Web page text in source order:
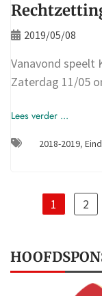
2019/05/08
Vanavond speelt
Zaterdag 11/05
Lees verder ...
2018-2019,
1 2